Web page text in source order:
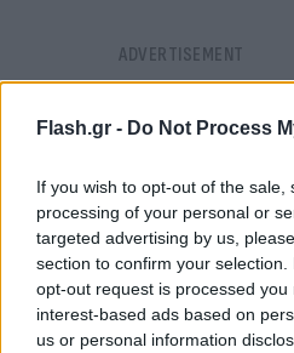
Flash.gr - Do Not Process
If you wish to opt-out of the
processing of your personal or
targeted advertising by us,
section to confirm your
opt-out request is processed you
interest-based ads based on
us or personal information